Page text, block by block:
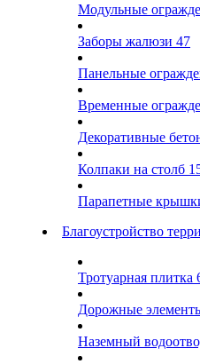
Модульные
Заборы жалюзи 47
Панельные
Временные
Декоративные
Колпаки на столб
Парапетные
Благоустройство
Тротуарная плитка
Дорожные
Наземный